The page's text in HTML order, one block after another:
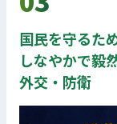
国民を守るため
しなやかで毅
外交・防衛